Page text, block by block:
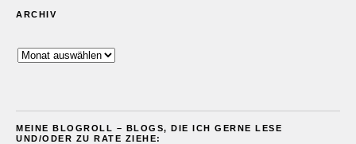
ARCHIV
Archiv
MEINE BLOGROLL – BLOGS, DIE ICH GERNE LESE
UND/ODER ZU RATE ZIEHE: